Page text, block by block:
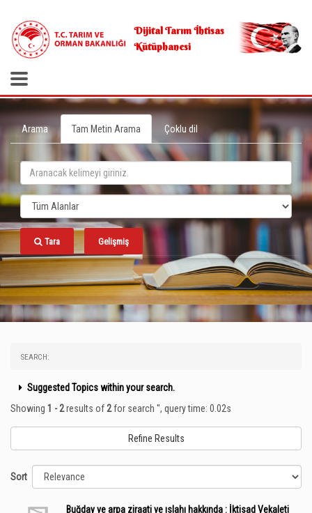
Dijital Tarım İhtisas
Kütüphanesi
Arama Tam Metin Arama Çoklu dil
Tara Gelişmiş
SEARCH:
Suggested Topics within your search.
Showing 1 - 2results of 2for search '', query time: 0.02s
Refine Results
Sort
Buğday ve arpa ziraati ve ıslahı hakkında : İktisad Vekaleti